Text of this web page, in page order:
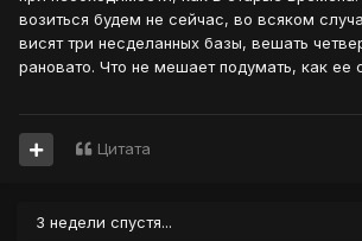
возиться будем не сейчас, во всяком
висят три несделанных базы, вешать
рановато. Что не мешает подумать, как ее
Цитата
3 недели спустя...